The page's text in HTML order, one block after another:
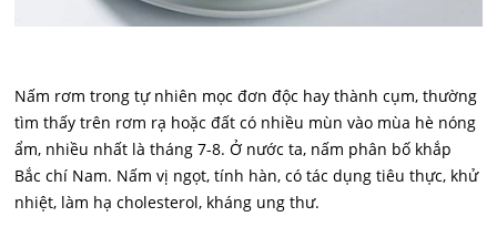
Nấm rơm trong tự nhiên mọc đơn độc hay thành cụm, thường
tìm thấy trên rơm rạ hoặc đất có nhiều mùn vào mùa hè nóng
ẩm, nhiều nhất là tháng 7-8. Ở nước ta, nấm phân bố khắp
Bắc chí Nam. Nấm vị ngọt, tính hàn, có tác dụng tiêu thực, khử
nhiệt, làm hạ cholesterol, kháng ung thư.